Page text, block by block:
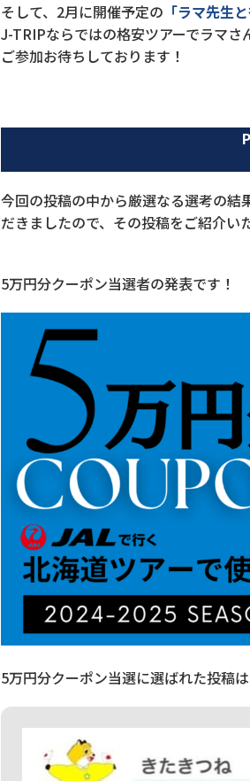
そして、2月に開催予定の 「ラマ先生
J-TRIPならではの格安ツアーでラマ
ご参加お待ちしております！
今回の投稿の中から厳選なる選考の結
だきましたので、その投稿をご紹介い
5万円分クーポン当選者の発表です！
5万円分クーポン当選に選ばれた投稿は